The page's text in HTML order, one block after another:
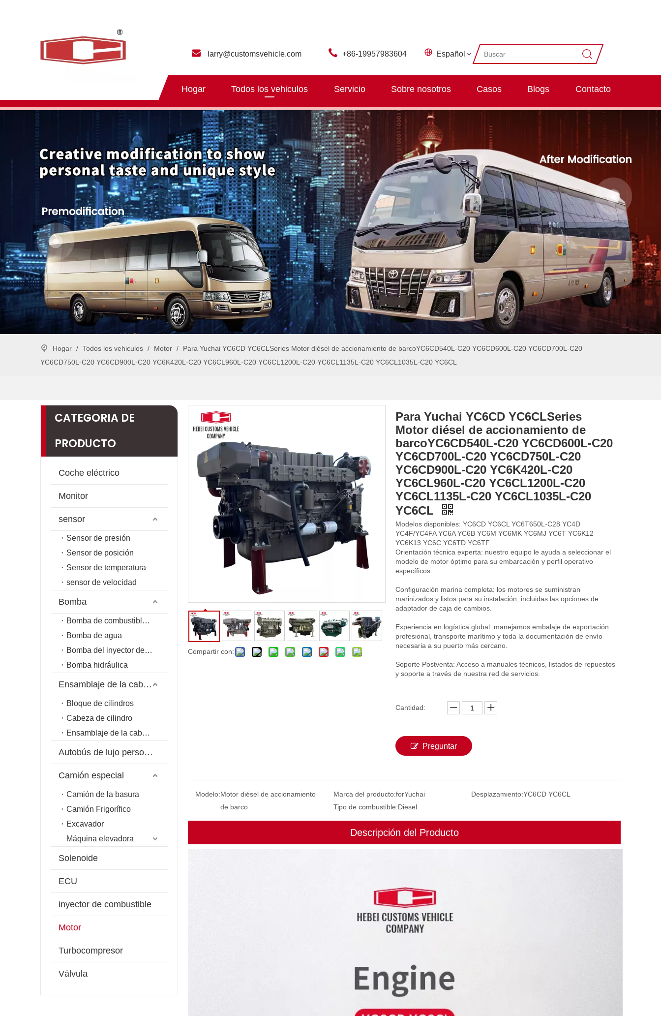
larry@customsvehicle.com +86-19957983604 Español
Hogar Todos los vehiculos Servicio Sobre nosotros Casos Blogs Contacto
Hogar / Todos los vehiculos / Motor /
Para Yuchai YC6CD YC6CLSeries Motor diésel de accionamiento de barcoYC6CD540L-C20 YC6CD600L-C20 YC6CD700L-C20
YC6CD750L-C20 YC6CD900L-C20 YC6K420L-C20 YC6CL960L-C20 YC6CL1200L-C20 YC6CL1135L-C20 YC6CL1035L-C20 YC6CL
CATEGORIA DE
PRODUCTO
Coche eléctrico
Monitor
sensor
Sensor de presión
Sensor de posición
Sensor de temperatura
sensor de velocidad
Bomba
Bomba de combustible de riel común
Bomba de agua
Bomba del inyector de combustible
Bomba hidráulica
Ensamblaje de la cabeza del cilindro
Bloque de cilindros
Cabeza de cilindro
Ensamblaje de la cabeza del cilindro
Autobús de lujo personalizado
Camión especial
Camión de la basura
Camión Frigorífico
Excavador
Máquina elevadora
Solenoide
ECU
inyector de combustible
Motor
Turbocompresor
Válvula
Compartir con:
Para Yuchai YC6CD YC6CLSeries
Motor diésel de accionamiento de
barcoYC6CD540L-C20 YC6CD600L-C20
YC6CD700L-C20 YC6CD750L-C20
YC6CD900L-C20 YC6K420L-C20
YC6CL960L-C20 YC6CL1200L-C20
YC6CL1135L-C20 YC6CL1035L-C20
YC6CL
Modelos disponibles: YC6CD YC6CL YC6T650L-C28 YC4D
YC4F/YC4FA YC6A YC6B YC6M YC6MK YC6MJ YC6T YC6K12
YC6K13 YC6C YC6TD YC6TF
Orientación técnica experta: nuestro equipo le ayuda a seleccionar el
modelo de motor óptimo para su embarcación y perfil operativo
específicos.
Configuración marina completa: los motores se suministran
marinizados y listos para su instalación, incluidas las opciones de
adaptador de caja de cambios.
Experiencia en logística global: manejamos embalaje de exportación
profesional, transporte marítimo y toda la documentación de envío
necesaria a su puerto más cercano.
Soporte Postventa: Acceso a manuales técnicos, listados de repuestos
y soporte a través de nuestra red de servicios.
Cantidad:
Preguntar
Modelo:Motor diésel de accionamiento
de barco
Marca del producto:forYuchai Desplazamiento:YC6CD YC6CL
Tipo de combustible:Diesel
Descripción del Producto